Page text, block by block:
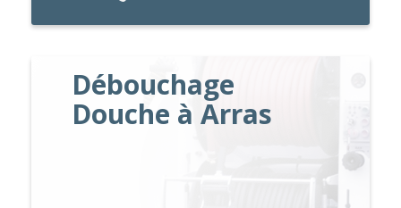
Débouchage
Douche à Arras